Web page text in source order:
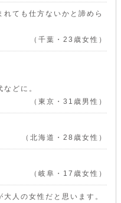
ても仕方ないかと諦めら
（千葉・23歳女性）
どに。
（東京・31歳男性）
（北海道・28歳女性）
（岐阜・17歳女性）
人の女性だと思います。